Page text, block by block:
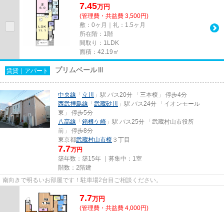
7.45万円
(管理費・共益費 3,500円)
敷：0ヶ月｜礼：1.5ヶ月
所在階：1階
間取り：1LDK
面積：42.19㎡
賃貸｜アパート プリムベールⅢ
中央線 「立川
」駅 バス20分 「三本榎」 停歩4分
西武拝島線 「武蔵砂川
」駅 バス24分 「イオンモール
東」 停歩5分
八高線 「箱根ケ崎 」駅 バス25分 「武蔵村山市役所
前」 停歩8分
東京都武蔵村山市榎 ３丁目
7.7万円
築年数：築15年 ｜募集中： 1室
階数：2階建
南向きで明るいお部屋です！駐車場2台目ご相談ください。
7.7万円
(管理費・共益費 4,000円)